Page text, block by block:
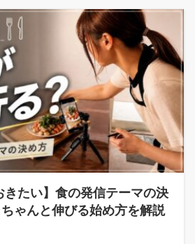
きたい】食の発信テーマの決
ゃんと伸びる始め方を解説